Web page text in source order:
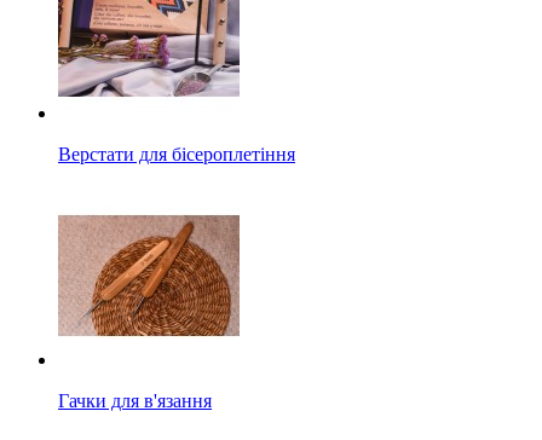
Верстати для бісероплетіння
Гачки для в'язання